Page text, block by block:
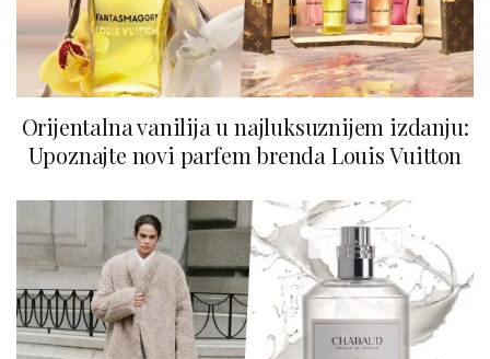
Orijentalna vanilija u najluksuznijem izdanju:
Upoznajte novi parfem brenda Louis Vuitton